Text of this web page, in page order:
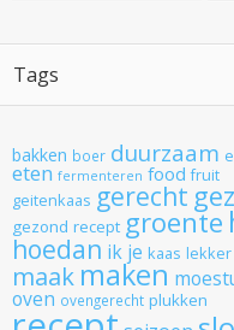
Tags
bakken boer duurzaam
eten fermenteren food fruit
geitenkaas gerecht
gezond recept groente
hoedan ik je kaas lekker
maak maken
oven ovengerecht plukken